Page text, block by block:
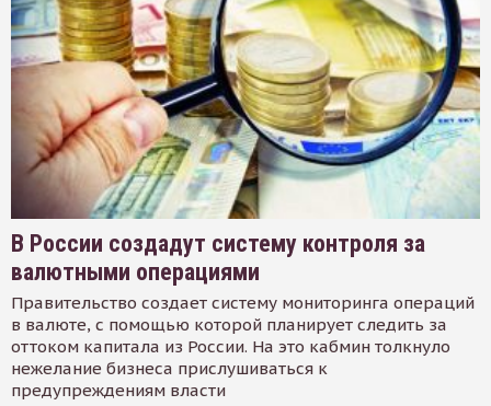
В России создадут систему контроля за
валютными операциями
Правительство создает систему мониторинга операций
в валюте, с помощью которой планирует следить за
оттоком капитала из России. На это кабмин толкнуло
нежелание бизнеса прислушиваться к
предупреждениям власти